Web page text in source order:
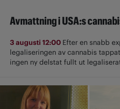
Avmattning i USA:s
3 augusti 12:00 Efter en snabb
legaliseringen av cannabis
ingen ny delstat fullt ut